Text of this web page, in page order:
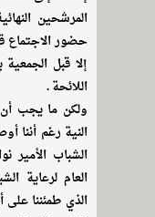
المرشحين
اللائحة .
ولكن ما يجب أن
النية رغم أننا
الشباب
العام لرعاية
الذي طمئننا